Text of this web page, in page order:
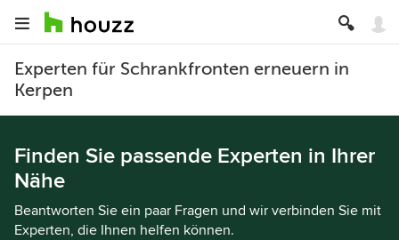
Experten für Schrankfronten erneuern in
Kerpen
Finden Sie passende Experten in Ihrer
Nähe
Beantworten Sie ein paar Fragen und wir verbinden Sie mit
Experten, die Ihnen helfen können.